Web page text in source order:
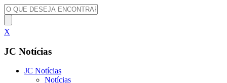
X
JC Notícias
JC Notícias
Notícias